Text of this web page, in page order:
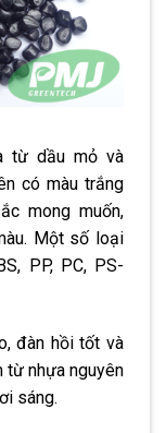
từ dầu mỏ và
có màu trắng
mong muốn,
Một số loại
PP, PC, PS-
đàn hồi tốt và
từ nhựa nguyên
sáng.